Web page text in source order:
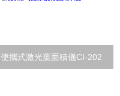
便攜式激光葉面積儀CI-202